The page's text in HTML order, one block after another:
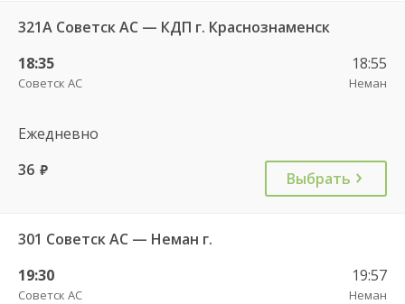
321А Советск АС — КДП г. Краснознаменск
18:35
Советск АС
18:55
Неман
Ежедневно
36 руб. Выбрать
301 Советск АС — Неман г.
19:30
Советск АС
19:57
Неман